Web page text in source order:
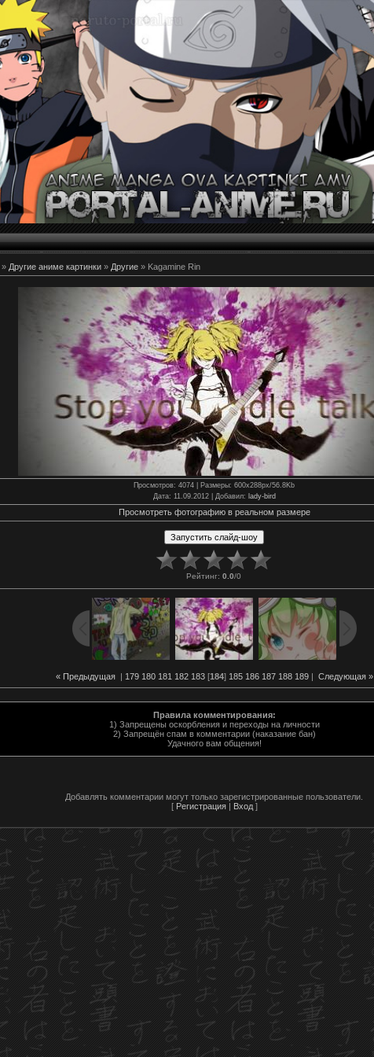
» Другие аниме картинки » Другие » Kagamine Rin
Просмотров: 4074 | Размеры: 600x288px/56.8Kb
Дата: 11.09.2012 | Добавил: lady-bird
Просмотреть фотографию в реальном размере
Рейтинг: 0.0/0
« Предыдущая| 179 180 181 182 183[184] 185 186 187 188 189| Следующая »
Правила комментирования:
1) Запрещены оскорбления и переходы на личности
2) Запрещён спам в комментарии (наказание бан)
Удачного вам общения!
Добавлять комментарии могут только зарегистрированные пользователи.
[ Регистрация| Вход]